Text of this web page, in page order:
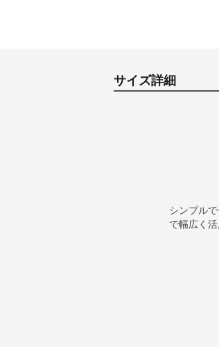
サイズ詳細
シンプル
で幅広く活